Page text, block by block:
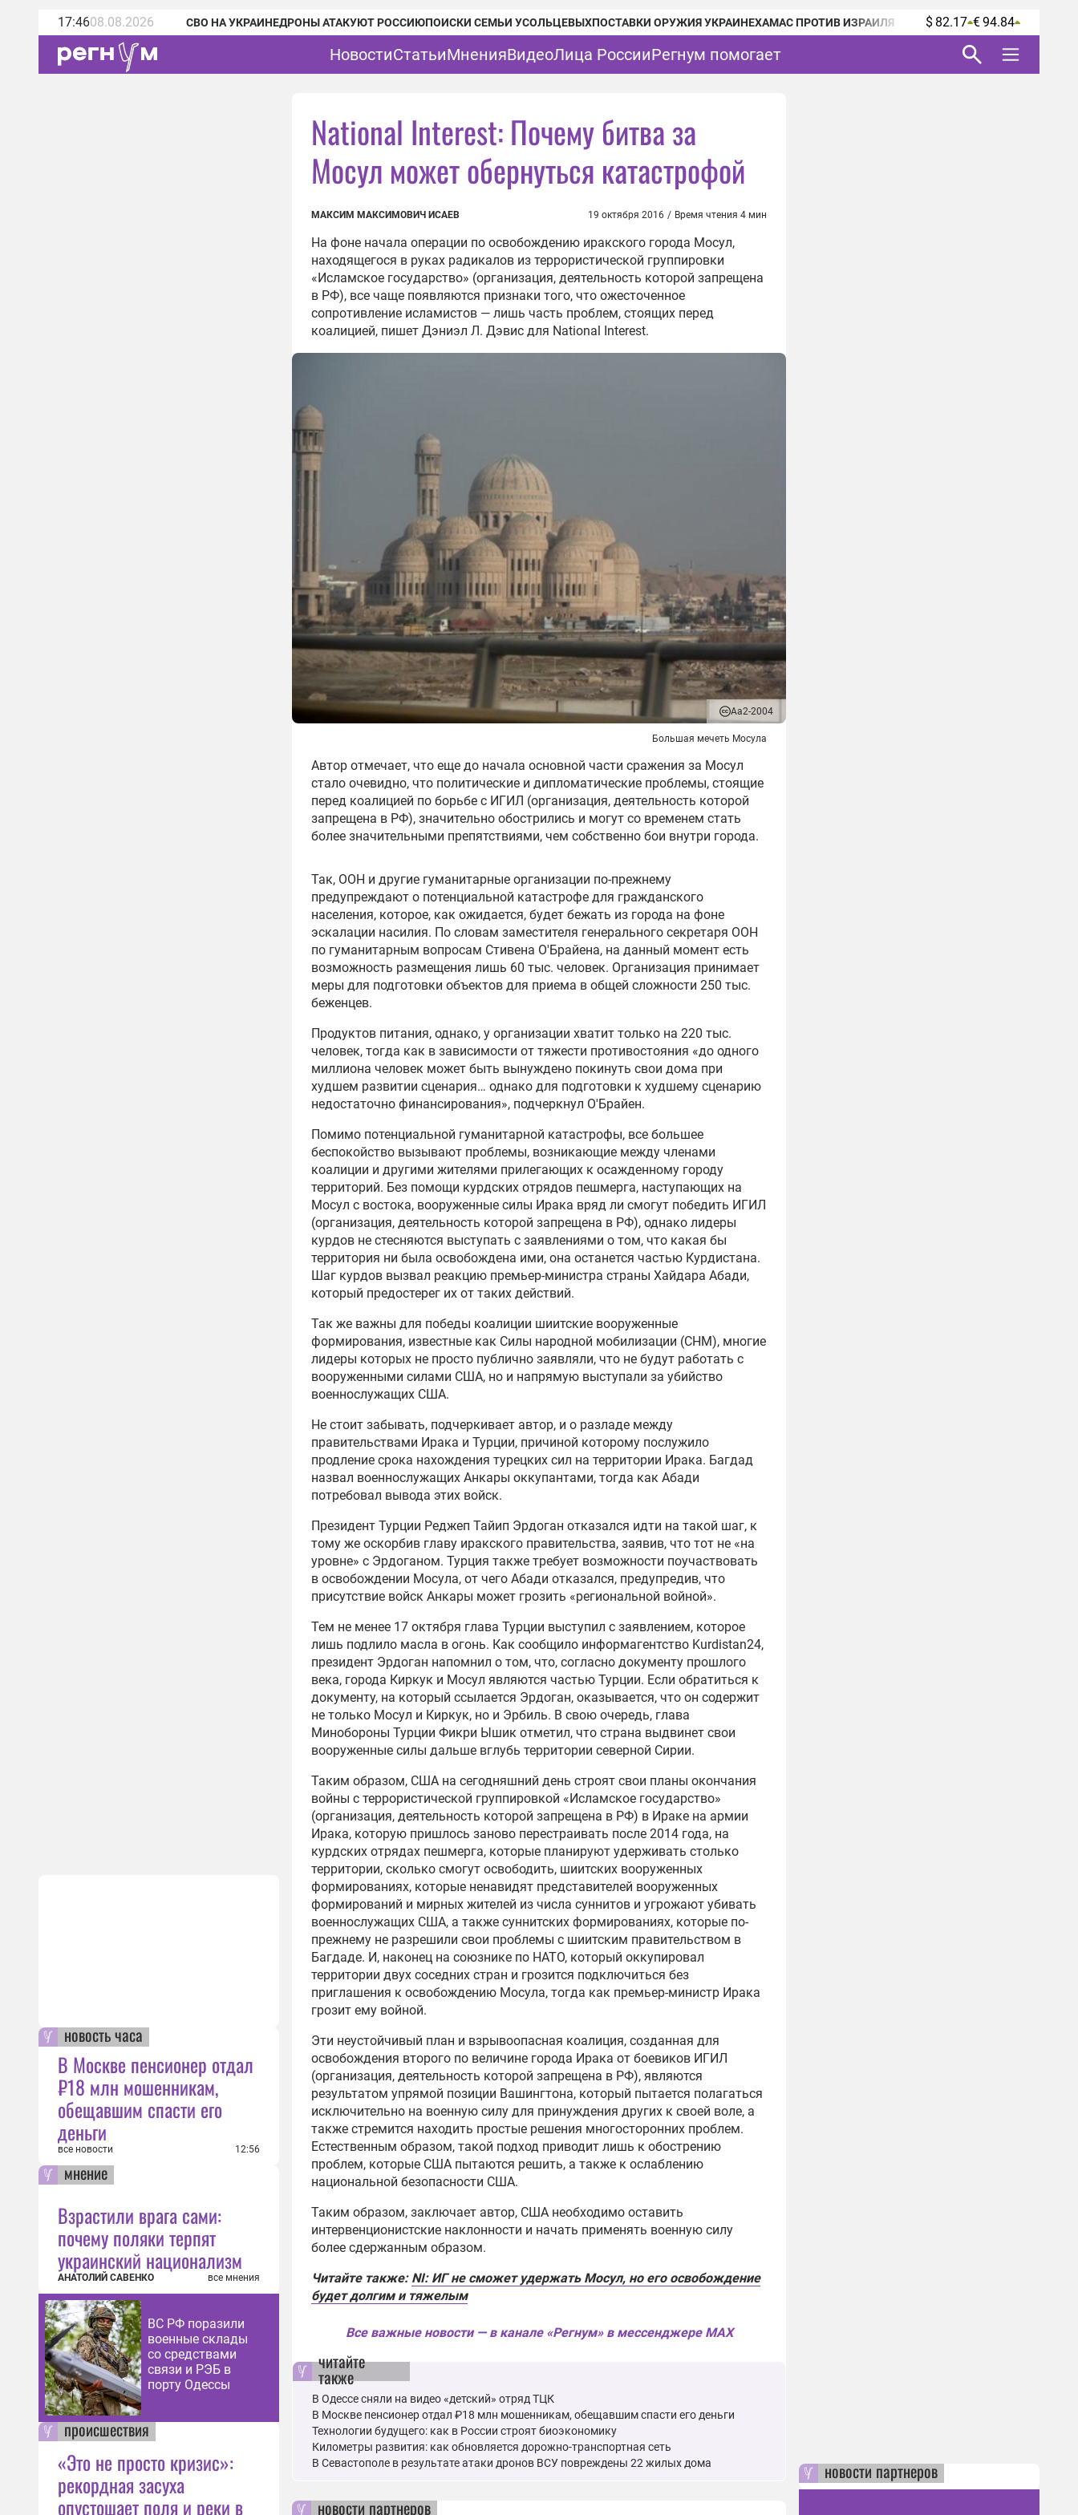
17:4608.08.2026 СВО НА УКРАИНЕДРОНЫ АТАКУЮТ РОССИЮПОИСКИ СЕМЬИ УСОЛЬЦЕВЫХПОСТАВКИ ОРУЖИЯ УКРАИНЕХАМАС ПРОТИВ ИЗРАИЛЯ $ 82.17 € 94.84
НовостиСтатьиМненияВидеоЛица РоссииРегнум помогает
новость часа
В Москве пенсионер отдал
₽18 млн мошенникам,
обещавшим спасти его
деньги
все новости 12:56
мнение
Взрастили врага сами:
почему поляки терпят
украинский национализм
АНАТОЛИЙ САВЕНКО все мнения
ВС РФ поразили
военные склады
со средствами
связи и РЭБ в
порту Одессы
происшествия
«Это не просто кризис»:
рекордная засуха
опустошает поля и реки в
National Interest: Почему битва за
Мосул может обернуться катастрофой
МАКСИМ МАКСИМОВИЧ ИСАЕВ 19 октября 2016 / Время чтения 4 мин
На фоне начала операции по освобождению иракского города Мосул,
находящегося в руках радикалов из террористической группировки
«Исламское государство» (организация, деятельность которой запрещена
в РФ), все чаще появляются признаки того, что ожесточенное
сопротивление исламистов — лишь часть проблем, стоящих перед
коалицией, пишет Дэниэл Л. Дэвис для National Interest.
Aa2-2004
Большая мечеть Мосула
Автор отмечает, что еще до начала основной части сражения за Мосул
стало очевидно, что политические и дипломатические проблемы, стоящие
перед коалицией по борьбе с ИГИЛ (организация, деятельность которой
запрещена в РФ), значительно обострились и могут со временем стать
более значительными препятствиями, чем собственно бои внутри города.
Так, ООН и другие гуманитарные организации по-прежнему
предупреждают о потенциальной катастрофе для гражданского
населения, которое, как ожидается, будет бежать из города на фоне
эскалации насилия. По словам заместителя генерального секретаря ООН
по гуманитарным вопросам Стивена О'Брайена, на данный момент есть
возможность размещения лишь 60 тыс. человек. Организация принимает
меры для подготовки объектов для приема в общей сложности 250 тыс.
беженцев.
Продуктов питания, однако, у организации хватит только на 220 тыс.
человек, тогда как в зависимости от тяжести противостояния «до одного
миллиона человек может быть вынуждено покинуть свои дома при
худшем развитии сценария… однако для подготовки к худшему сценарию
недостаточно финансирования», подчеркнул О'Брайен.
Помимо потенциальной гуманитарной катастрофы, все большее
беспокойство вызывают проблемы, возникающие между членами
коалиции и другими жителями прилегающих к осажденному городу
территорий. Без помощи курдских отрядов пешмерга, наступающих на
Мосул с востока, вооруженные силы Ирака вряд ли смогут победить ИГИЛ
(организация, деятельность которой запрещена в РФ), однако лидеры
курдов не стесняются выступать с заявлениями о том, что какая бы
территория ни была освобождена ими, она останется частью Курдистана.
Шаг курдов вызвал реакцию премьер-министра страны Хайдара Абади,
который предостерег их от таких действий.
Так же важны для победы коалиции шиитские вооруженные
формирования, известные как Силы народной мобилизации (СНМ), многие
лидеры которых не просто публично заявляли, что не будут работать с
вооруженными силами США, но и напрямую выступали за убийство
военнослужащих США.
Не стоит забывать, подчеркивает автор, и о разладе между
правительствами Ирака и Турции, причиной которому послужило
продление срока нахождения турецких сил на территории Ирака. Багдад
назвал военнослужащих Анкары оккупантами, тогда как Абади
потребовал вывода этих войск.
Президент Турции Реджеп Тайип Эрдоган отказался идти на такой шаг, к
тому же оскорбив главу иракского правительства, заявив, что тот не «на
уровне» с Эрдоганом. Турция также требует возможности поучаствовать
в освобождении Мосула, от чего Абади отказался, предупредив, что
присутствие войск Анкары может грозить «региональной войной».
Тем не менее 17 октября глава Турции выступил с заявлением, которое
лишь подлило масла в огонь. Как сообщило информагентство Kurdistan24,
президент Эрдоган напомнил о том, что, согласно документу прошлого
века, города Киркук и Мосул являются частью Турции. Если обратиться к
документу, на который ссылается Эрдоган, оказывается, что он содержит
не только Мосул и Киркук, но и Эрбиль. В свою очередь, глава
Минобороны Турции Фикри Ышик отметил, что страна выдвинет свои
вооруженные силы дальше вглубь территории северной Сирии.
Таким образом, США на сегодняшний день строят свои планы окончания
войны с террористической группировкой «Исламское государство»
(организация, деятельность которой запрещена в РФ) в Ираке на армии
Ирака, которую пришлось заново перестраивать после 2014 года, на
курдских отрядах пешмерга, которые планируют удерживать столько
территории, сколько смогут освободить, шиитских вооруженных
формированиях, которые ненавидят представителей вооруженных
формирований и мирных жителей из числа суннитов и угрожают убивать
военнослужащих США, а также суннитских формированиях, которые по-
прежнему не разрешили свои проблемы с шиитским правительством в
Багдаде. И, наконец на союзнике по НАТО, который оккупировал
территории двух соседних стран и грозится подключиться без
приглашения к освобождению Мосула, тогда как премьер-министр Ирака
грозит ему войной.
Эти неустойчивый план и взрывоопасная коалиция, созданная для
освобождения второго по величине города Ирака от боевиков ИГИЛ
(организация, деятельность которой запрещена в РФ), являются
результатом упрямой позиции Вашингтона, который пытается полагаться
исключительно на военную силу для принуждения других к своей воле, а
также стремится находить простые решения многосторонних проблем.
Естественным образом, такой подход приводит лишь к обострению
проблем, которые США пытаются решить, а также к ослаблению
национальной безопасности США.
Таким образом, заключает автор, США необходимо оставить
интервенционистские наклонности и начать применять военную силу
более сдержанным образом.
Читайте также: NI: ИГ не сможет удержать Мосул, но его освобождение
будет долгим и тяжелым
Все важные новости — в канале «Регнум» в мессенджере MAX
читайте
также
В Одессе сняли на видео «детский» отряд ТЦК
В Москве пенсионер отдал ₽18 млн мошенникам, обещавшим спасти его деньги
Технологии будущего: как в России строят биоэкономику
Километры развития: как обновляется дорожно-транспортная сеть
В Севастополе в результате атаки дронов ВСУ повреждены 22 жилых дома
новости партнеров
новости партнеров